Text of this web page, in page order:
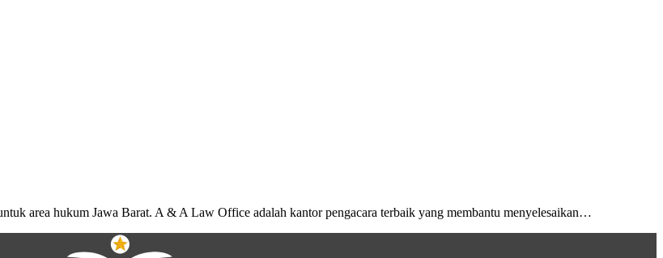
area hukum Jawa Barat. A & A Law Office adalah kantor pengacara terbaik yang membantu menyelesaikan…